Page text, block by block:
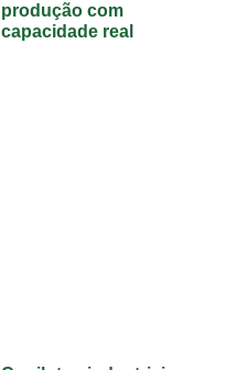
produção com
capacidade real